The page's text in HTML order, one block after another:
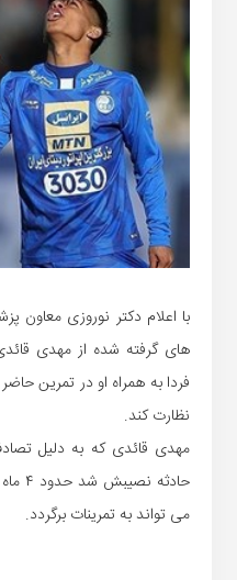
با اعلام دکتر نوروزی معاون
های گرفته شده از مهدی
فردا به همراه او در تمرین
نظارت کند.
مهدی قائدی که به دلیل
می تواند به تمرینات برگردد.